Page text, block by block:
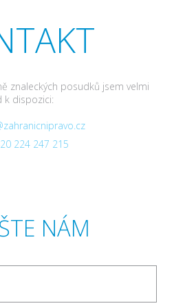
znaleckých posudků jsem velmi
k dispozici:
224 247 215
NÁM